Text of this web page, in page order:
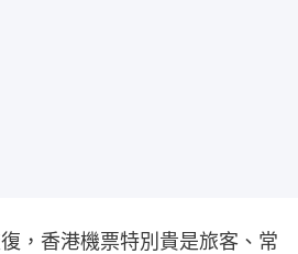
，香港機票特別貴是旅客、常